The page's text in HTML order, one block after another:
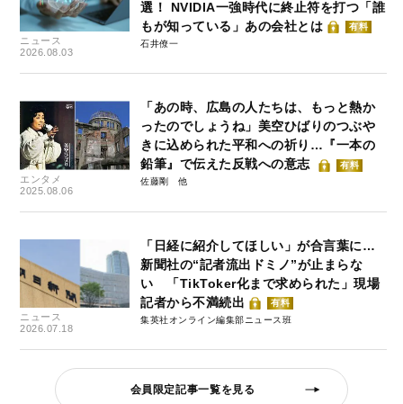
ニュース
2026.08.03
選！ NVIDIA一強時代に終止符を打つ「誰
もが知っている」あの会社とは
有料
石井僚一
エンタメ
2025.08.06
「あの時、広島の人たちは、もっと熱か
ったのでしょうね」美空ひばりのつぶや
きに込められた平和への祈り…『一本の
鉛筆』で伝えた反戦への意志
有料
佐藤剛
ニュース
2026.07.18
「日経に紹介してほしい」が合言葉に…
新聞社の“記者流出ドミノ”が止まらな
い 「TikToker化まで求められた」現場
記者から不満続出
有料
集英社オンライン編集部ニュース班
会員限定記事一覧を見る